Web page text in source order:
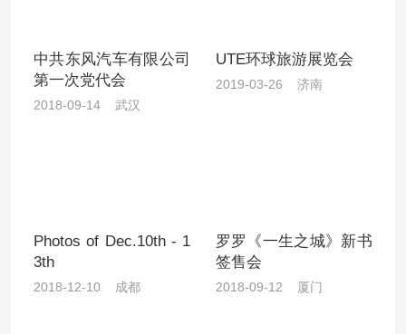
中共东风汽车有限公司
第一次党代会
2018-09-14 武汉
UTE环球旅游展览会
2019-03-26 济南
Photos of Dec.10th - 1
3th
2018-12-10 成都
罗罗《一生之城》新书
签售会
2018-09-12 厦门